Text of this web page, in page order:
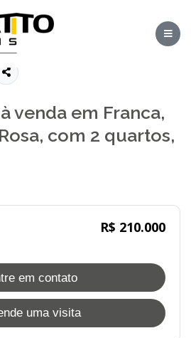
venda em Franca,
com 2 quartos,
R$ 210.000
em contato
uma visita